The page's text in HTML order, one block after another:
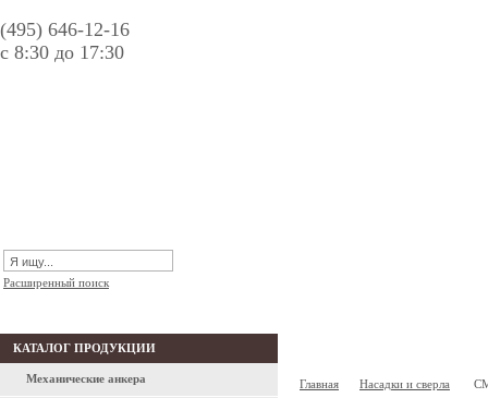
(495) 646-12-16
с 8:30 до 17:30
Расширенный поиск
КАТАЛОГ ПРОДУКЦИИ
Механические анкера Главная Насадки и сверла